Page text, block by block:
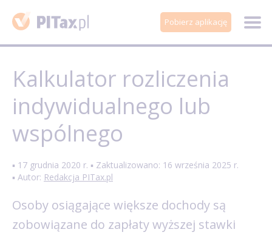
Pobierz aplikację
Kalkulator rozliczenia
indywidualnego lub
wspólnego
▪ 17 grudnia 2020 r. ▪ Zaktualizowano: 16 września 2025 r.
▪ Autor: Redakcja PITax.pl
Osoby osiągające większe dochody są
zobowiązane do zapłaty wyższej stawki